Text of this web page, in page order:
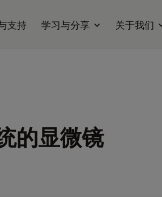
支持 学习与分享 关于我们
的显微镜